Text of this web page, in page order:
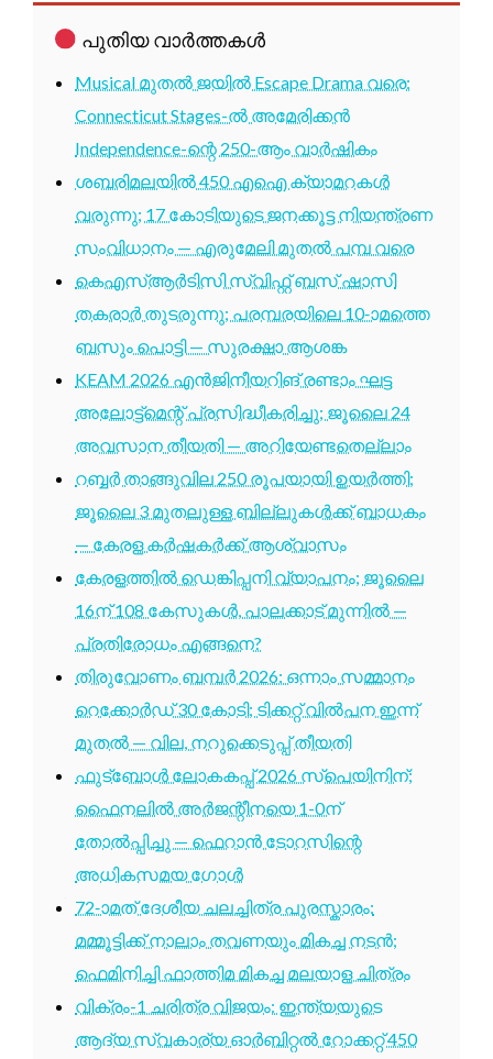
പുതിയ വാർത്തകൾ
Musical മുതൽ ജയിൽ Escape Drama വരെ:
Connecticut Stages-ൽ അമേരിക്കൻ
Independence-ന്റെ 250-ആം വാർഷികം
ശബരിമലയിൽ 450 എഐ ക്യാമറകൾ
വരുന്നു; 17 കോടിയുടെ ജനക്കൂട്ട നിയന്ത്രണ
സംവിധാനം — എരുമേലി മുതൽ പമ്പ വരെ
കെഎസ്ആർടിസി സ്വിഫ്റ്റ് ബസ് ഷാസി
തകരാർ തുടരുന്നു; പരമ്പരയിലെ 10-ാമത്തെ
ബസും പൊട്ടി — സുരക്ഷാ ആശങ്ക
KEAM 2026 എൻജിനീയറിങ് രണ്ടാം ഘട്ട
അലോട്ട്മെന്റ് പ്രസിദ്ധീകരിച്ചു; ജൂലൈ 24
അവസാന തീയതി — അറിയേണ്ടതെല്ലാം
റബ്ബർ താങ്ങുവില 250 രൂപയായി ഉയർത്തി;
ജൂലൈ 3 മുതലുള്ള ബില്ലുകൾക്ക് ബാധകം
— കേരള കർഷകർക്ക് ആശ്വാസം
കേരളത്തിൽ ഡെങ്കിപ്പനി വ്യാപനം; ജൂലൈ
16ന് 108 കേസുകൾ, പാലക്കാട് മുന്നിൽ —
പ്രതിരോധം എങ്ങനെ?
തിരുവോണം ബമ്പർ 2026: ഒന്നാം സമ്മാനം
റെക്കോർഡ് 30 കോടി; ടിക്കറ്റ് വിൽപന ഇന്ന്
മുതൽ — വില, നറുക്കെടുപ്പ് തീയതി
ഫുട്ബോൾ ലോകകപ്പ് 2026 സ്പെയിനിന്;
ഫൈനലിൽ അർജന്റീനയെ 1-0ന്
തോൽപ്പിച്ചു — ഫെറാൻ ടോറസിന്റെ
അധികസമയ ഗോൾ
72-ാമത് ദേശീയ ചലച്ചിത്ര പുരസ്കാരം:
മമ്മൂട്ടിക്ക് നാലാം തവണയും മികച്ച നടൻ;
ഫെമിനിച്ചി ഫാത്തിമ മികച്ച മലയാള ചിത്രം
വിക്രം-1 ചരിത്ര വിജയം: ഇന്ത്യയുടെ
ആദ്യ സ്വകാര്യ ഓർബിറ്റൽ റോക്കറ്റ് 450